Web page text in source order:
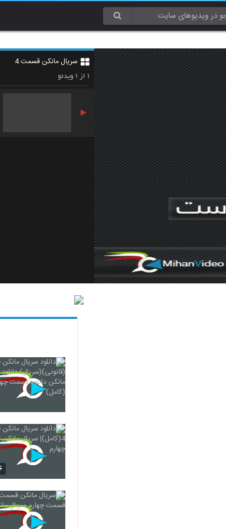
سریال مانکن قسمت 4
۱ از ۱ ویدئو